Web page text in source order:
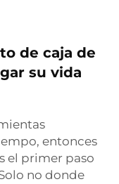
de caja de
su vida
entonces
el primer paso
no donde